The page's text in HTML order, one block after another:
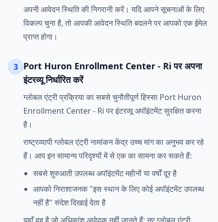
अपनी आवेदन स्थिति की निगरानी करें। यदि आपने सूचनाओं के लिए
विकल्प चुना है, तो आपकी आवेदन स्थिति बदलने पर आपको एक ईमेल
प्राप्त होगा।
3 Port Huron Enrollment Center - Ri पर अपना
इंटरव्यू निर्धारित करें
ग्लोबल एंट्री प्रक्रिया का सबसे चुनौतीपूर्ण हिस्सा Port Huron
Enrollment Center - Ri पर इंटरव्यू अपॉइंटमेंट सुरक्षित करना
है।
राष्ट्रव्यापी ग्लोबल एंट्री नामांकन केंद्र उच्च मांग का अनुभव कर रहे
हैं। आप इन सामान्य परिदृश्यों में से एक का सामना कर सकते हैं:
सबसे शुरुआती उपलब्ध अपॉइंटमेंट महीनों या वर्षों दूर है
आपको निराशाजनक "इस स्थान के लिए कोई अपॉइंटमेंट उपलब्ध
नहीं है" संदेश दिखाई देता है